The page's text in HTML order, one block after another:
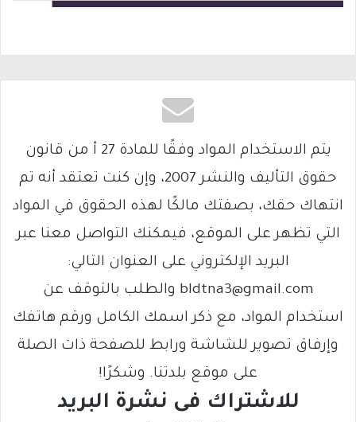
يتم الاستخدام المواد وفقًا للمادة 27 أ من قانون
حقوق التأليف والنشر 2007، وإن كنت تعتقد أنه تم
انتهاك حقك، بصفتك مالكًا لهذه الحقوق في المواد
التي تظهر على الموقع، فيمكنك التواصل معنا عبر
البريد الإلكتروني على العنوان التالي:
bldtna3@gmail.com والطلب بالتوقف عن
استخدام المواد، مع ذكر اسمك الكامل ورقم هاتفك
وإرفاق تصوير للشاشة ورابط للصفحة ذات الصلة
على موقع بلدتنا. وشكرًا!
للاشتراك فى نشرة البريد